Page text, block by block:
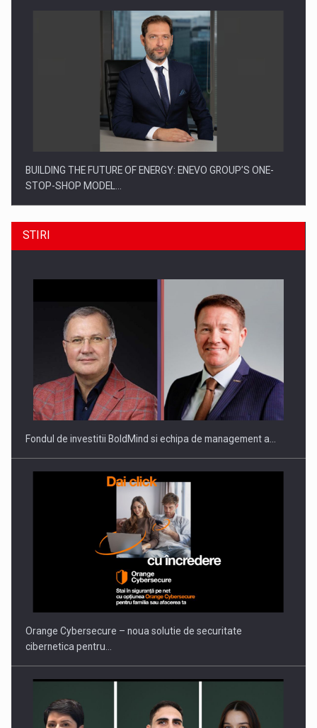
BUILDING THE FUTURE OF ENERGY: ENEVO GROUP’S ONE-
STOP-SHOP MODEL…
ROOTED IN ROMANIA, BUILT TO DELIVER TECHNOLOGY FOR
THE…
PUTTING ROMANIAN CORPORATE COMPANIES ON THE
INTERNATIONAL BUSINESS SCENE
STIRI
Fondul de investitii BoldMind si echipa de management a…
Orange Cybersecure – noua solutie de securitate
cibernetica pentru…